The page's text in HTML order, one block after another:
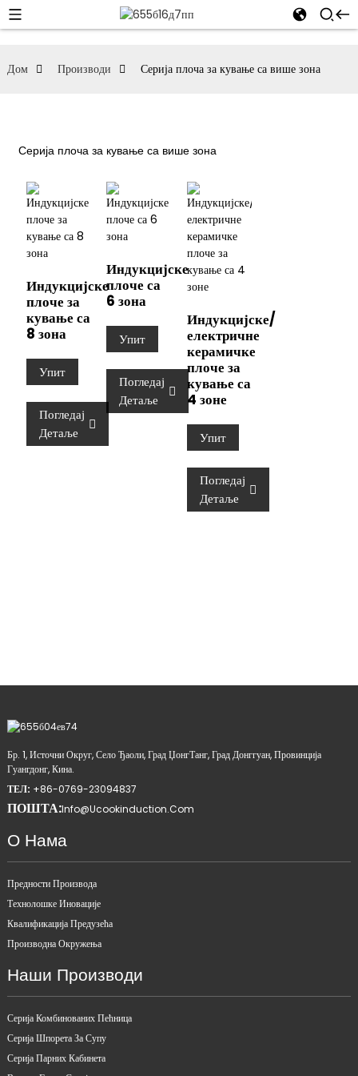
Дом Производи Серија плоча за кување са више зона
Серија плоча за кување са више зона
Индукцијске
плоче за
кување са
8 зона
Упит
Погледај
Детаље
Индукцијске
плоче са
6 зона
Упит
Погледај
Детаље
Индукцијске/
електричне
керамичке
плоче за
кување са
4 зоне
Упит
Погледај
Детаље
Бр. 1, Источни Округ, Село Ђаоли, Град ЏонгТанг, Град Донггуан, Провинција
Гуангдонг, Кина.
ТЕЛ: +86-0769-23094837
ПОШТА:Info@ucookinduction.com
О Нама
Предности Производа
Технолошке Иновације
Квалификација Предузећа
Производна Окружења
Наши Производи
Серија Комбинованих Пећница
Серија Шпорета За Супу
Серија Парних Кабинета